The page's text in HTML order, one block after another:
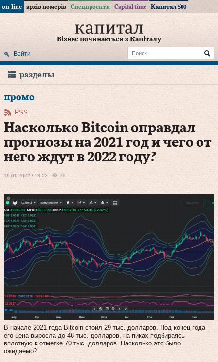
on-line архів номерів Спецпроекти Capital time Капитал 500
Бізнес починається з Капіталу
Войти
разделы
промо
RSS
Насколько Bitcoin оправдал
прогнозы на 2021 год и чего от
него ждут в 2022 году?
19.01.2022 / 18:02 38
В начале 2021 года Bitcoin стоил 29 тыс. долларов. Под конец года
его цена выросла до 46 тыс. долларов, на пиках подбираясь
вплотную к отметке 70 тыс. долларов. Насколько это было
ожидаемо?